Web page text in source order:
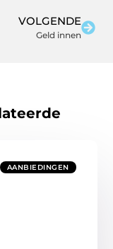
VOLGENDE
Geld innen
AANBIEDINGEN